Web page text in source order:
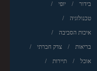
בידור יופי
טכנולוגיה
איכות הסביבה
בריאות צדק חברתי
אוכל תיירות